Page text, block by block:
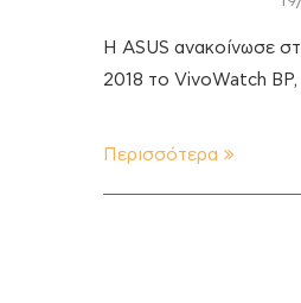
H ASUS ανακοίνωσε
2018 το VivoWatch
Περισσότερα